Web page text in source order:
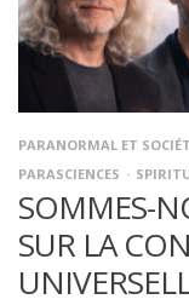
PARANORMAL ET
PARASCIENCES
SOMMES-
SUR LA